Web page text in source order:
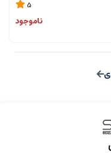
5
ناموجود